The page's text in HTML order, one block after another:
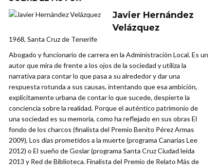
Javier Hernández
Velázquez
1968, Santa Cruz de Tenerife
Abogado y funcionario de carrera en la Administración Local. Es un
autor que mira de frente a los ojos de la sociedad y utiliza la
narrativa para contar lo que pasa a su alrededor y dar una
respuesta rotunda a sus causas, intentando que esa ambición,
explícitamente urbana de contar lo que sucede, despierte la
conciencia sobre la realidad. Porque el auténtico patrimonio de
una sociedad es su memoria, como ha reflejado en sus obras El
fondo de los charcos (finalista del Premio Benito Pérez Armas
2009), Los días prometidos a la muerte (programa Canarias Lee
2012) o El sueño de Goslar (programa Santa Cruz Ciudad leída
2013 y Red de Biblioteca. Finalista del Premio de Relato Más de